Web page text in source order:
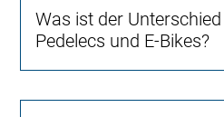
Was ist der
Pedelecs und E-Bikes?